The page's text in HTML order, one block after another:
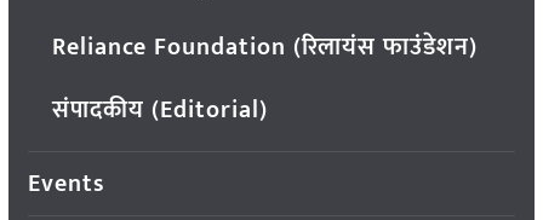
Reliance Foundation (रिलायंस फाउंडेशन)
संपादकीय (Editorial)
Events